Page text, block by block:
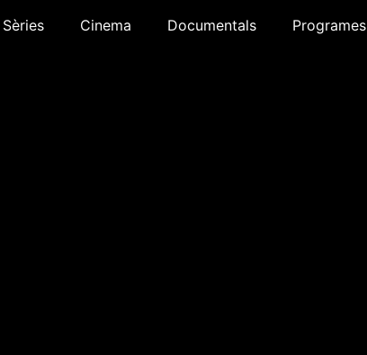
Sèries Cinema Documentals Programes